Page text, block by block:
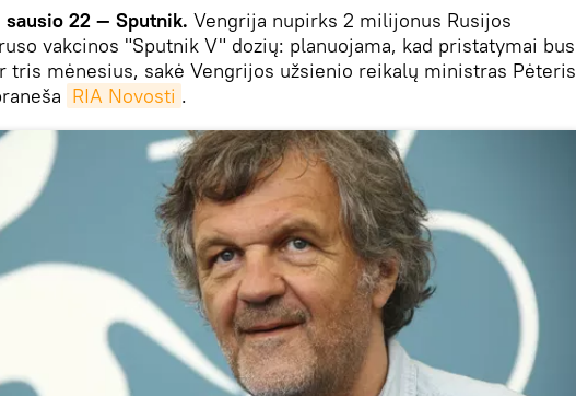
sausio 22 — Sputnik. Vengrija nupirks 2 milijonus Rusijos
vakcinos "Sputnik V" dozių: planuojama, kad pristatymai bus
tris mėnesius, sakė Vengrijos užsienio reikalų ministras Pėteris
RIA Novosti .